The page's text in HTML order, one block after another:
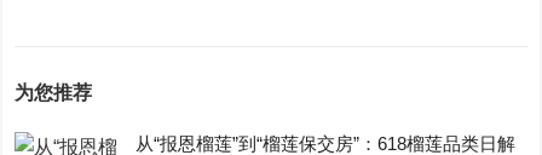
为您推荐
从“报恩榴莲”到“榴莲保交房”：618榴莲品类日解